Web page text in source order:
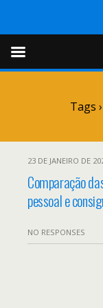
Tags
23 DE JANEIRO DE
Comparação
pessoal e
NO RESPONSES